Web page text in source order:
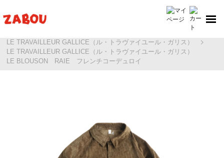
LE TRAVAILLEUR GALLICE（ル・トラヴァイユール・ガリス）
LE TRAVAILLEUR GALLICE（ル・トラヴァイユール・ガリス）
LE BLOUSON RAIE フレンチコーデュロイ